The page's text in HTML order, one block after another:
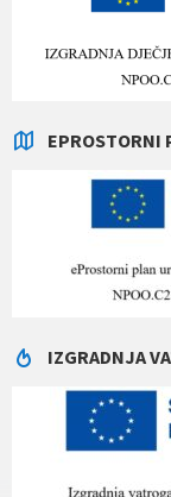
EPROSTORNI
IZGRADNJA